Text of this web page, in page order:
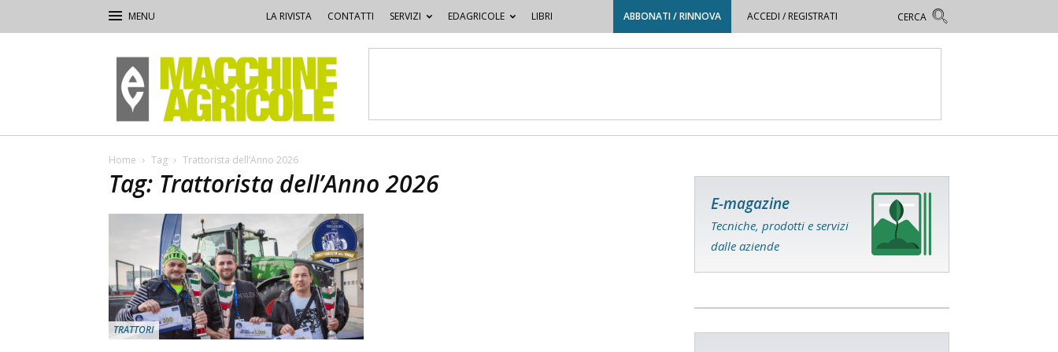
LA RIVISTA CONTATTI SERVIZI EDAGRICOLE LIBRI ABBONATI / RINNOVA ACCEDI / REGISTRATI
Macchine
Agricole
Home Tag Trattorista dell’Anno 2026
Tag: Trattorista dell’Anno 2026
TRATTORI
E-magazine
Tecniche, prodotti e servizi
dalle aziende